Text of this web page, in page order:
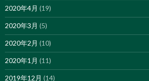
2020年4月 (19)
2020年3月 (5)
2020年2月 (10)
2020年1月 (11)
2019年12月 (14)